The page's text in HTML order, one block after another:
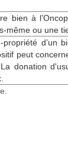
bien à
même ou une
d’un
peut
donation